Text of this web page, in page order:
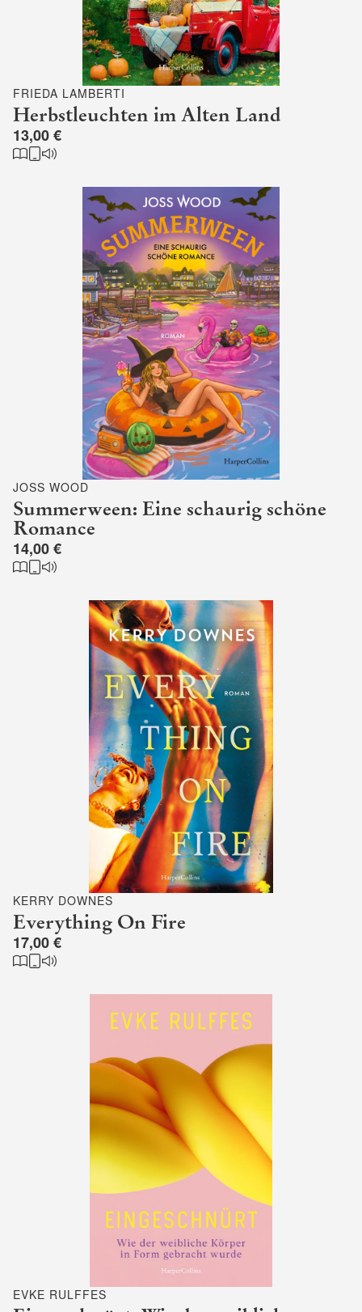
FRIEDA LAMBERTI
Herbstleuchten im Alten Land
13,00 €
JOSS WOOD
Summerween: Eine schaurig schöne
Romance
14,00 €
KERRY DOWNES
Everything On Fire
17,00 €
EVKE RULFFES